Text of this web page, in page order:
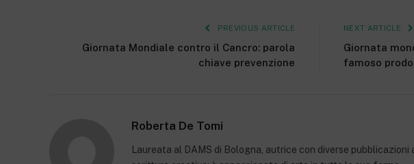
PREVIOUS ARTICLE
Giornata Mondiale contro il Cancro: parola
chiave prevenzione
NEXT ARTICLE
Giornata
famoso
Roberta De Tomi
Laureata al DAMS di Bologna, autrice con diverse